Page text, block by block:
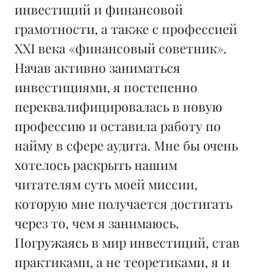
инвестиций и финансовой
грамотности, а также с профессией
XXI века «финансовый советник».
Начав активно заниматься
инвестициями, я постепенно
переквалифицировалась в новую
профессию и оставила работу по
найму в сфере аудита. Мне бы очень
хотелось раскрыть нашим
читателям суть моей миссии,
которую мне получается достигать
через то, чем я занимаюсь.
Погружаясь в мир инвестиций, став
практиками, а не теоретиками, я и